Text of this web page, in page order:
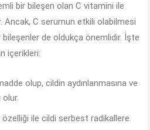
bir bileşen olan C vitamini ile
Ancak, C serumun etkili olabilmesi
de oldukça önemlidir. İşte
içerikleri:
olup, cildin aydınlanmasına ve
olur.
ile cildi serbest radikallere